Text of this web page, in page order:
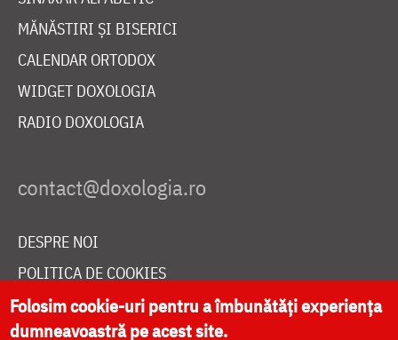
MĂNĂSTIRI ȘI BISERICI
CALENDAR ORTODOX
WIDGET DOXOLOGIA
RADIO DOXOLOGIA
DESPRE NOI
POLITICA DE COOKIES
DONEAZĂ ONLINE PENTRU CATEDRALA NAȚIONALĂ
Folosim cookie-uri pentru a îmbunătăți experiența
dumneavoastră pe acest site.